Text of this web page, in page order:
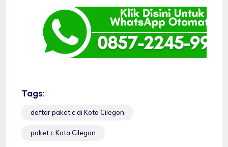
Tags:
daftar paket c di Kota Cilegon
paket c Kota Cilegon